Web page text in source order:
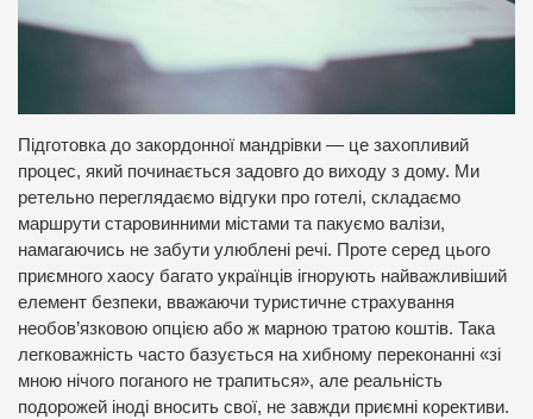
Підготовка до закордонної мандрівки — це захопливий
процес, який починається задовго до виходу з дому. Ми
ретельно переглядаємо відгуки про готелі, складаємо
маршрути старовинними містами та пакуємо валізи,
намагаючись не забути улюблені речі. Проте серед цього
приємного хаосу багато українців ігнорують найважливіший
елемент безпеки, вважаючи туристичне страхування
необов’язковою опцією або ж марною тратою коштів. Така
легковажність часто базується на хибному переконанні «зі
мною нічого поганого не трапиться», але реальність
подорожей іноді вносить свої, не завжди приємні корективи.